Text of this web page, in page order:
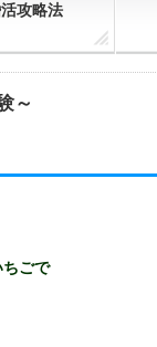
攻略法
～
ごで